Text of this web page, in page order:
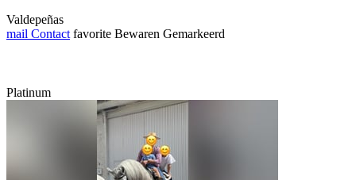
Valdepeñas
mail Contact favorite Bewaren Gemarkeerd
Platinum